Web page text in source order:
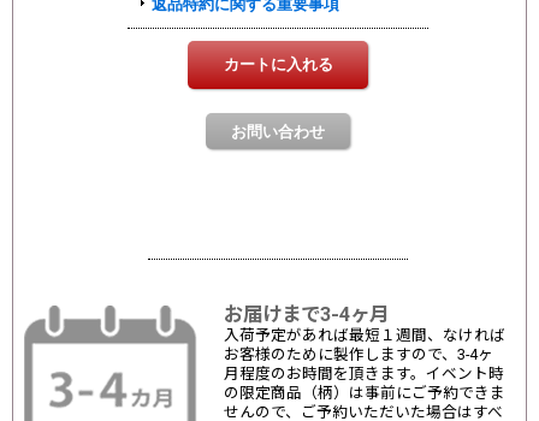
お届けまで3-4ヶ月
入荷予定があれば最短１週間、なければ
お客様のために製作しますので、3-4ヶ
月程度のお時間を頂きます。イベント時
の限定商品（柄）は事前にご予約できま
せんので、ご予約いただいた場合はすべ